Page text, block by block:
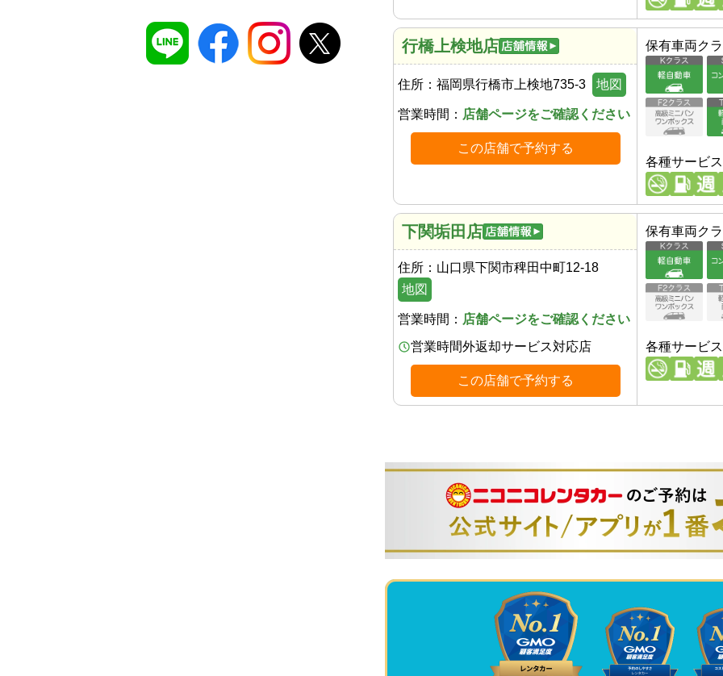
行橋上検地店
住所： 福岡県行橋市上検地735-3 地図
営業時間： 店舗ページをご確認ください
この店舗で予約する
保有車両ク
各種サービス
下関垢田店
住所： 山口県下関市稗田中町12-18
地図
営業時間： 店舗ページをご確認ください
営業時間外返却サービス対応店
この店舗で予約する
保有車両ク
各種サービス